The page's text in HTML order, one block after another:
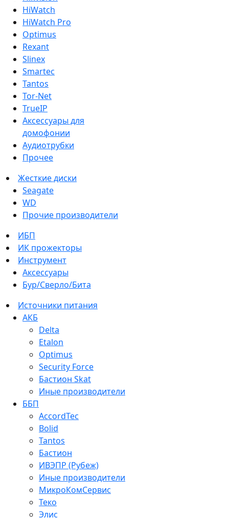
HiWatch
HiWatch Pro
Optimus
Rexant
Slinex
Smartec
Tantos
Tor-Net
TrueIP
Аксессуары для
домофонии
Аудиотрубки
Прочее
Жесткие диски
Seagate
WD
Прочие производители
ИБП
ИК прожекторы
Инструмент
Аксессуары
Бур/Сверло/Бита
Источники питания
АКБ
Delta
Etalon
Optimus
Security Force
Бастион Skat
Иные производители
ББП
AccordTec
Bolid
Tantos
Бастион
ИВЭПР (Рубеж)
Иные производители
МикроКомСервис
Теко
Элис